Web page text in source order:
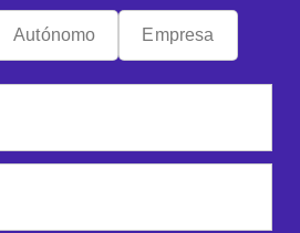
Autónomo Empresa